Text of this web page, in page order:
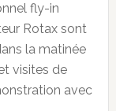
fly-in
Rotax sont
la matinée
visites de
avec